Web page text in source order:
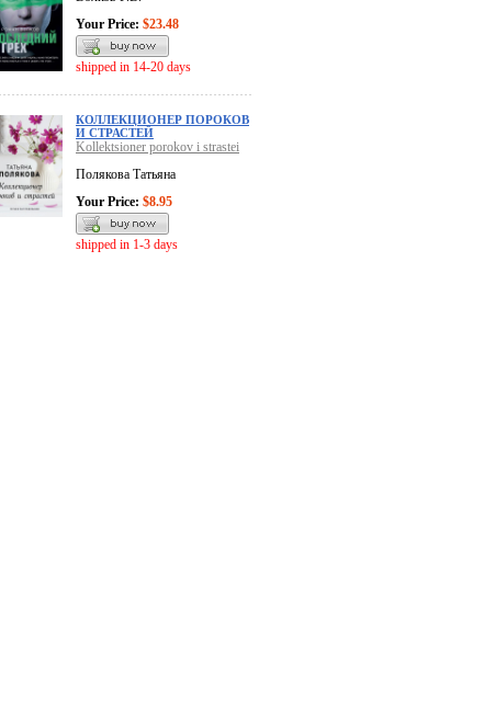
Your Price: $23.48
shipped in 14-20 days
КОЛЛЕКЦИОНЕР ПОРОКОВ
И СТРАСТЕЙ
Kollektsioner porokov i strastei
Полякова Татьяна
Your Price: $8.95
shipped in 1-3 days